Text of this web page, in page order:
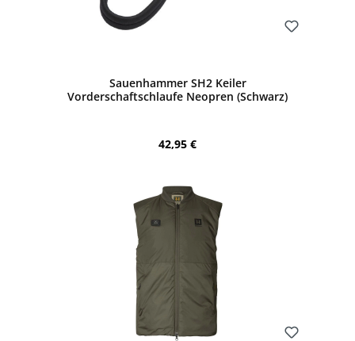
Sauenhammer SH2 Keiler
Vorderschaftschlaufe Neopren (Schwarz)
Regulärer Preis:
42,95 €